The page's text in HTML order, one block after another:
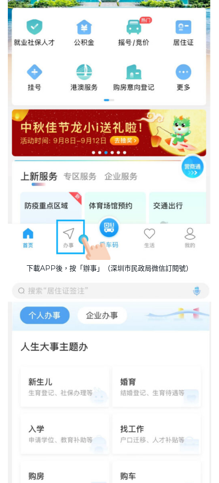
下載APP後，按「辦事」（深圳市民政局微信訂閱號）